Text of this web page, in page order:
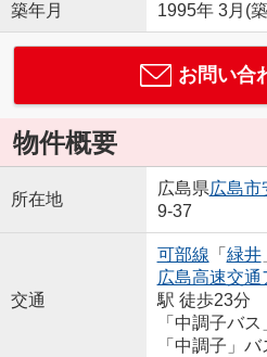
築年月 1995年 3月(
お問い合
物件概要
所在地
広島県広島市
9-37
交通
可部線 「 緑井
広島高速交
駅 徒歩23分
「中調子バ
「中調子」